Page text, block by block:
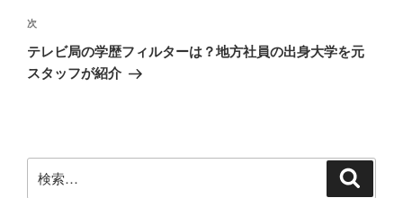
ゲ
ー
シ
次
の
投
次
テレビ局の学歴フィルターは？地方社員の出身大学を元
スタッフが紹介
索: